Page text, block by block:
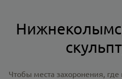
Чтобы места захоронения,